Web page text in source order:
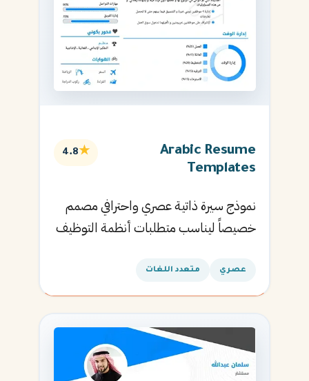
Arabic Resume
Templates
★
4.8
نموذج سيرة ذاتية عصري واحترافي مصمم
خصيصاً ليناسب متطلبات أنظمة التوظيف
القادمة.
عصري متعدد اللغات